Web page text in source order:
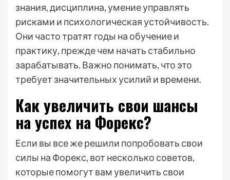
знания, дисциплина, умение управлять
рисками и психологическая устойчивость.
Они часто тратят годы на обучение и
практику, прежде чем начать стабильно
зарабатывать. Важно понимать, что это
требует значительных усилий и времени.
Как увеличить свои шансы
на успех на Форекс?
Если вы все же решили попробовать свои
силы на Форекс, вот несколько советов,
которые помогут вам увеличить свои